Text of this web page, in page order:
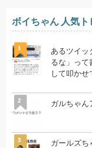
ボイちゃん 人気ト
1
あるツイッ
るな」っ
して叩か
2 ガルちゃん
3 ガールズち